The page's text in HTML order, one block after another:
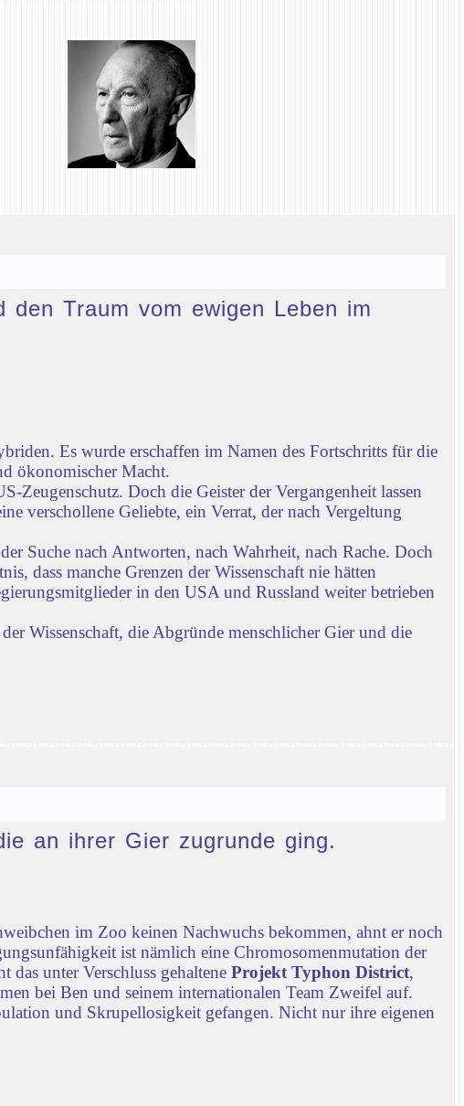
Traum vom ewigen Leben im
Es wurde erschaffen im Namen des Fortschritts für die
ökonomischer Macht.
Zeugenschutz. Doch die Geister der Vergangenheit lassen
verschollene Geliebte, ein Verrat, der nach Vergeltung
Suche nach Antworten, nach Wahrheit, nach Rache. Doch
dass manche Grenzen der Wissenschaft nie hätten
in den USA und Russland weiter betrieben
Wissenschaft, die Abgründe menschlicher Gier und die
an ihrer Gier zugrunde ging.
im Zoo keinen Nachwuchs bekommen, ahnt er noch
ist nämlich eine Chromosomenmutation der
das unter Verschluss gehaltene Projekt Typhon District,
bei Ben und seinem internationalen Team Zweifel auf.
und Skrupellosigkeit gefangen. Nicht nur ihre eigenen